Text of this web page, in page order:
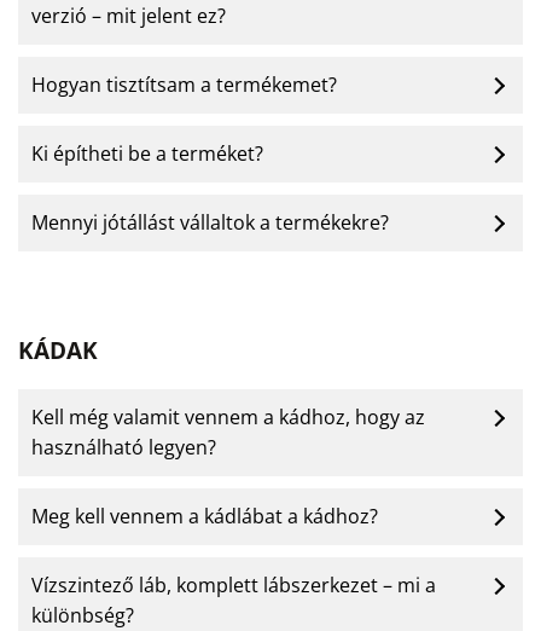
verzió – mit jelent ez?
Hogyan tisztítsam a termékemet?
Ki építheti be a terméket?
Mennyi jótállást vállaltok a termékekre?
KÁDAK
Kell még valamit vennem a kádhoz, hogy az
használható legyen?
Meg kell vennem a kádlábat a kádhoz?
Vízszintező láb, komplett lábszerkezet – mi a
különbség?